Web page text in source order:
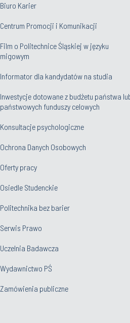
Biuro Karier
Centrum Promocji i Komunikacji
Film o Politechnice Śląskiej w języku
migowym
Informator dla kandydatów na studia
Inwestycje dotowane z budżetu państwa
państwowych funduszy celowych
Konsultacje psychologiczne
Ochrona Danych Osobowych
Oferty pracy
Osiedle Studenckie
Politechnika bez barier
Serwis Prawo
Uczelnia Badawcza
Wydawnictwo PŚ
Zamówienia publiczne